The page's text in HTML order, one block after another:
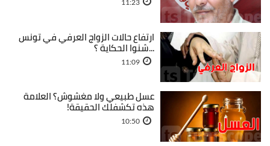
11:23
ارتفاع حالات الزواج العرفي في تونس
...شنوا الحكاية ؟
11:09
عسل طبيعي ولا مغشوش؟ العلامة
هذه تكشفلك الحقيقة!
10:50